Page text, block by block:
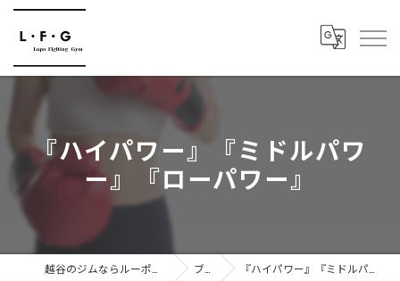
『ハイパワー』『ミドルパワ
ー』『ローパワー』
ブログ 『ハイパワー』『ミドルパワー』『ローパワー』